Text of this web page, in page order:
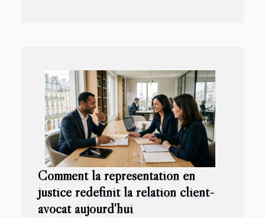
Comment la représentation en
justice redéfinit la relation client-
avocat aujourd'hui